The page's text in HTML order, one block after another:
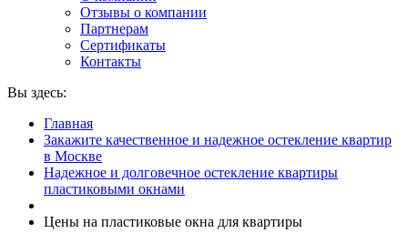
Отзывы о компании
Партнерам
Сертификаты
Контакты
Вы здесь:
Главная
Закажите качественное и надежное остекление квартир
в Москве
Надежное и долговечное остекление квартиры
пластиковыми окнами
Цены на пластиковые окна для квартиры